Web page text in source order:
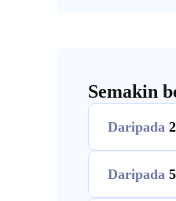
Semakin
Daripada
Daripada